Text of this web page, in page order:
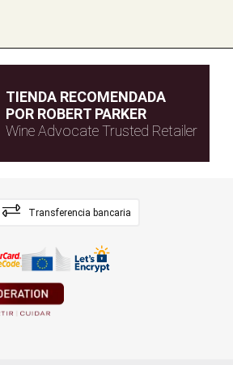
TIENDA RECOMENDADA
POR ROBERT PARKER
Wine Advocate Trusted Retailer
Transferencia bancaria